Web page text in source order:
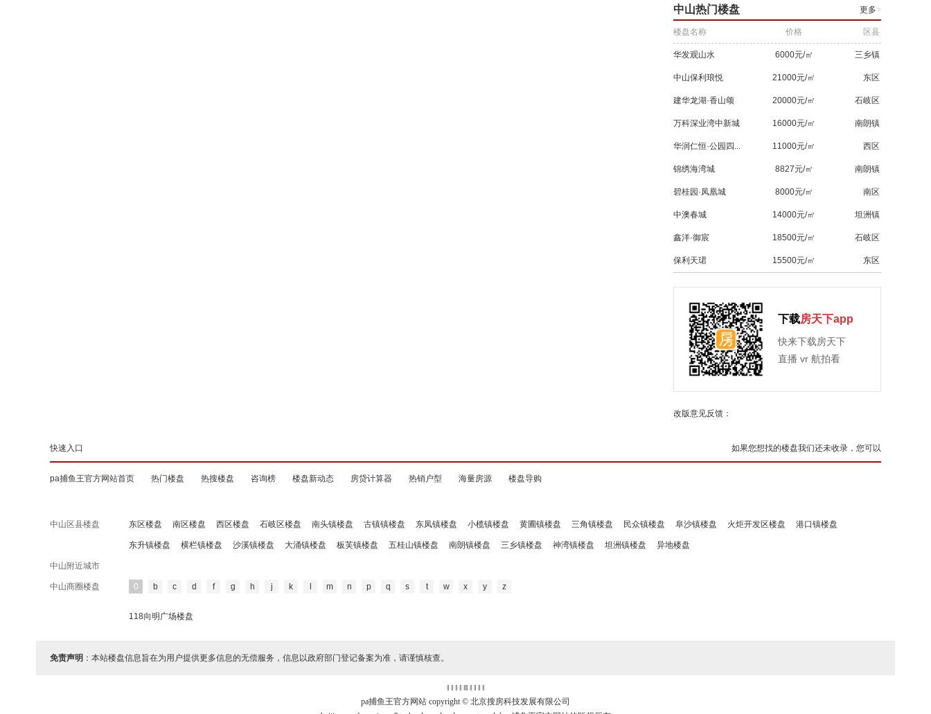
中山热门楼盘 更多>
楼盘名称 价格 区县
华发观山水 6000元/㎡ 三乡镇
中山保利琅悦 21000元/㎡ 东区
建华龙湖·香山颂 20000元/㎡ 石岐区
万科深业湾中新城 16000元/㎡ 南朗镇
华润仁恒·公园四... 11000元/㎡ 西区
锦绣海湾城 8827元/㎡ 南朗镇
碧桂园·凤凰城 8000元/㎡ 南区
中澳春城 14000元/㎡ 坦洲镇
鑫洋·御宸 18500元/㎡ 石岐区
保利天珺 15500元/㎡ 东区
下载房天下app
快来下载房天下
直播 vr 航拍看
改版意见反馈：
如果您想找的楼盘我们还未收录，您可以
快速入口
pa捕鱼王官方网站首页 热门楼盘 热搜楼盘 咨询榜 楼盘新动态 房贷计算器 热销户型 海量房源 楼盘导购
中山区县楼盘 东区楼盘 南区楼盘 西区楼盘 石岐区楼盘 南头镇楼盘 古镇镇楼盘 东凤镇楼盘 小榄镇楼盘 黄圃镇楼盘 三角镇楼盘 民众镇楼盘 阜沙镇楼盘 火炬开发区楼盘 港口镇楼盘
东升镇楼盘 横栏镇楼盘 沙溪镇楼盘 大涌镇楼盘 板芙镇楼盘 五桂山镇楼盘 南朗镇楼盘 三乡镇楼盘 神湾镇楼盘 坦洲镇楼盘 异地楼盘
中山附近城市
中山商圈楼盘 0 b c d f g h j k m n p q s t w x y z
118向明广场楼盘
免责声明 ：本站楼盘信息旨在为用户提供更多信息的无偿服务，信息以政府部门登记备案为准，请谨慎核查。
‖ ‖ ‖ ‖ ‖‖ ‖ ‖ ‖ ‖
pa捕鱼王官方网站 copyright © 北京搜房科技发展有限公司